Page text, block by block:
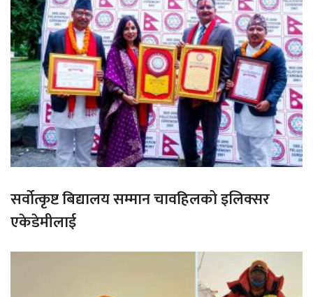
सर्वोत्कृष्ट बिद्यालय सम्मान चावहिलको इलिक्सर
एकेडेमीलाई